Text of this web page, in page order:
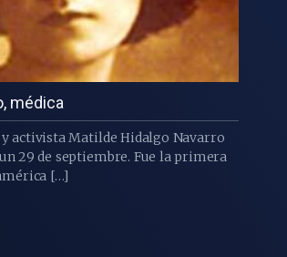
médica
y activista Matilde Hidalgo Navarro
un 29 de septiembre. Fue la primera
[…]